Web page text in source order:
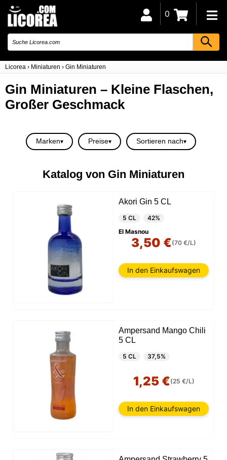
Licorea › Miniaturen › Gin Miniaturen
0
Gin Miniaturen – Kleine Flaschen,
Großer Geschmack
Marken Preise Sortieren nach
Katalog von Gin Miniaturen
Akori Gin 5 CL
5 CL
42%
El Masnou
3,50 €(70 €/L)
In den Einkaufswagen
Ampersand Mango Chili
5 CL
5 CL 37,5%
1,25 €(25 €/L)
In den Einkaufswagen